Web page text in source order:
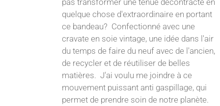
quelque chose d'extraordinaire en portant
ce bandeau? Confectionné avec une
cravate en soie vintage, une idée dans l'air
du temps de faire du neuf avec de l'ancien,
de recycler et de réutiliser de belles
matières. J'ai voulu me joindre à ce
mouvement puissant anti gaspillage, qui
permet de prendre soin de notre planète.